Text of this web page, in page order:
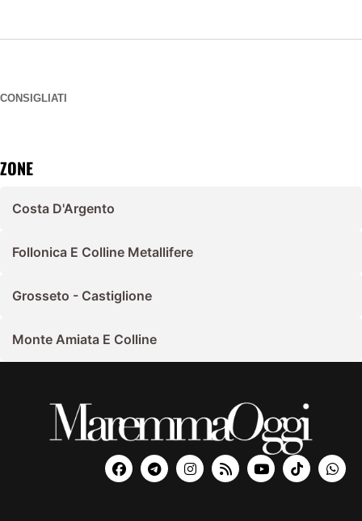
CONSIGLIATI
ZONE
Costa D'Argento
Follonica E Colline Metallifere
Grosseto - Castiglione
Monte Amiata E Colline